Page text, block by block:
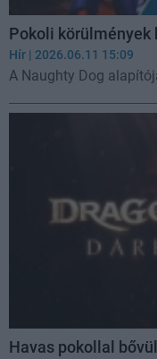
Pokoli körülmények
Hír | 2026.06.11 15:09
A Naughty Dog
Havas pokollal